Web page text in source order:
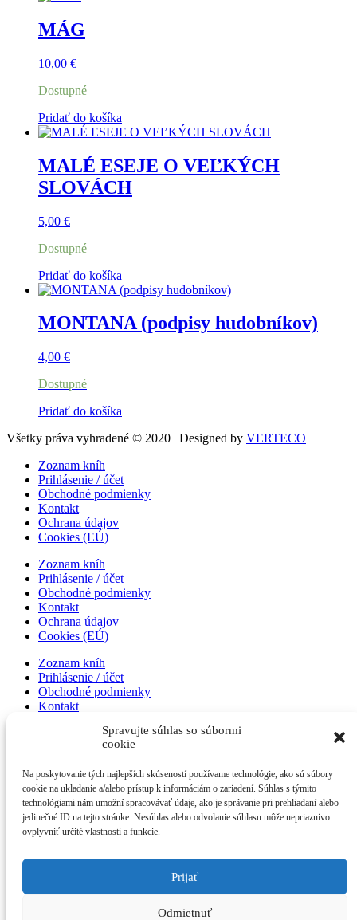
Spravujte súhlas so súbormi
cookie
Na poskytovanie tých najlepších skúseností používame technológie, ako sú súbory
cookie na ukladanie a/alebo prístup k informáciám o zariadení. Súhlas s týmito
technológiami nám umožní spracovávať údaje, ako je správanie pri prehliadaní alebo
jedinečné ID na tejto stránke. Nesúhlas alebo odvolanie súhlasu môže nepriaznivo
ovplyvniť určité vlastnosti a funkcie.
Prijať
Odmietnuť
MÁG
10,00 €
Dostupné
Pridať do košíka
MALÉ ESEJE O VEĽKÝCH
SLOVÁCH
5,00 €
Dostupné
Pridať do košíka
MONTANA (podpisy hudobníkov)
4,00 €
Dostupné
Pridať do košíka
Všetky práva vyhradené © 2020 | Designed by VERTECO
Zoznam kníh
Prihlásenie / účet
Obchodné podmienky
Kontakt
Ochrana údajov
Cookies (EÚ)
Zoznam kníh
Prihlásenie / účet
Obchodné podmienky
Kontakt
Ochrana údajov
Cookies (EÚ)
Zoznam kníh
Prihlásenie / účet
Obchodné podmienky
Kontakt
Cookies (EÚ)
Prihlásenie / účet
Obchodné podmienky
Kontakt
Ochrana údajov
Cookies (EÚ)